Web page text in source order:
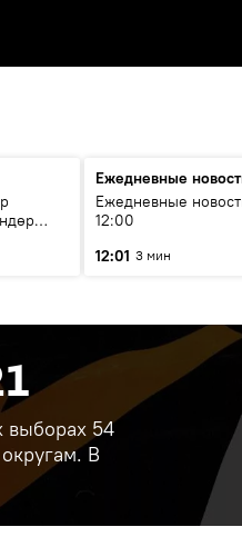
Ежедневные
Ежедневные
12:00
12:01 3 мин
выборах 54
В